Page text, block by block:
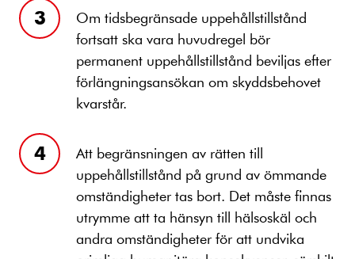
Om tidsbegränsade uppehållstillstånd
fortsatt ska vara huvudregel bör
permanent uppehållstillstånd beviljas efter
förlängningsansökan om skyddsbehovet
kvarstår.
Att begränsningen av rätten till
uppehållstillstånd på grund av ömmande
omständigheter tas bort. Det måste finnas
utrymme att ta hänsyn till hälsoskäl och
andra omständigheter för att undvika